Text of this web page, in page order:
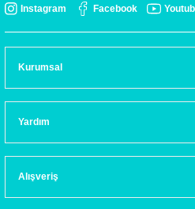
Instagram Facebook
Kurumsal
Yardım
Alışveriş